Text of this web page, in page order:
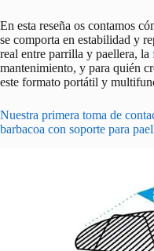
En esta reseña os contamos
se comporta en estabilidad y
real entre parrilla y paellera, la
mantenimiento, y para quién
este formato portátil y
Nuestra primera toma de
barbacoa con soporte para